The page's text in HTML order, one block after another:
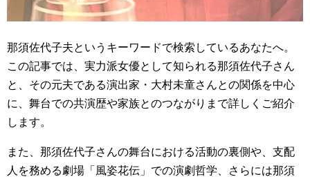
那須佐代子夫というキーワードで検索しているあなたへ。
この記事では、実力派女優として知られる那須佐代子さん
と、その元夫である演出家・大村未童さんとの関係を中心
に、舞台での共演歴や家族とのつながりまで詳しくご紹介
します。
また、那須佐代子さんの舞台における活動の裏側や、支配
人を務める劇場「風姿花伝」での演劇哲学、さらには那須